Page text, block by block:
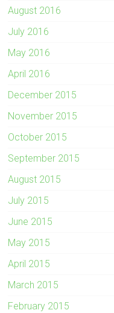
August 2016
July 2016
May 2016
April 2016
December 2015
November 2015
October 2015
September 2015
August 2015
July 2015
June 2015
May 2015
April 2015
March 2015
February 2015